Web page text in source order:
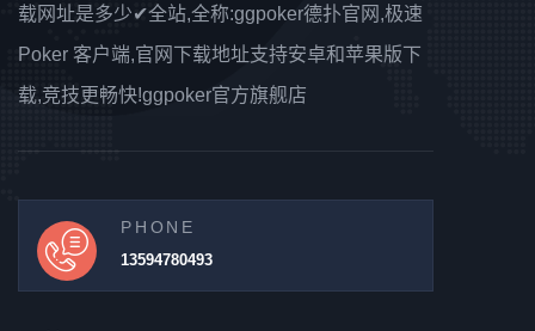
载网址是多少✔全站,全称:ggpoker德扑官网,极速
Poker 客户端,官网下载地址支持安卓和苹果版下
载,竞技更畅快!ggpoker官方旗舰店
PHONE
13594780493